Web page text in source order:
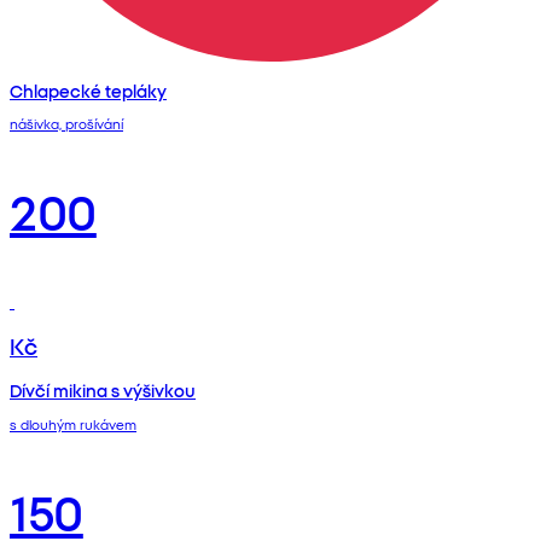
Chlapecké tepláky
nášivka, prošívání
200
Kč
Dívčí mikina s výšivkou
s dlouhým rukávem
150